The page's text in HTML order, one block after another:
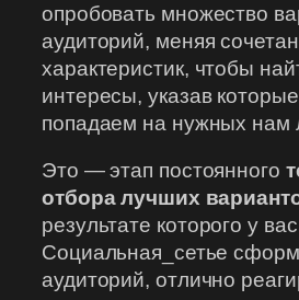
опробовать множество
аудиторий, меняя
характеристик, чтобы
интересы, указав
попадаем на нужных нам
Это — этап постоянного
отбора лучших
результате которого у
Социальная_сетье
аудиторий, отлично